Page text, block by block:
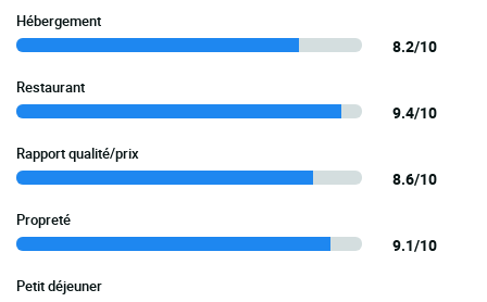
Hébergement
8.2/10
Restaurant
9.4/10
Rapport qualité/prix
8.6/10
Propreté
9.1/10
Petit déjeuner